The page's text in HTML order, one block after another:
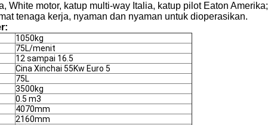
White motor, katup multi-way Italia, katup pilot Eaton Amerika;
tenaga kerja, nyaman dan nyaman untuk dioperasikan.
1050kg
75L/menit
12 sampai 16.5
Cina Xinchai 55Kw Euro 5
75L
3500kg
0.5 m3
4070mm
2160mm